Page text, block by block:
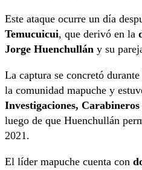
Este ataque ocurre un día
Temucuicui, que derivó en la
Jorge Huenchullán y su
La captura se concretó
la comunidad mapuche y
Investigaciones,
luego de que Huenchullán
2021.
El líder mapuche cuenta con